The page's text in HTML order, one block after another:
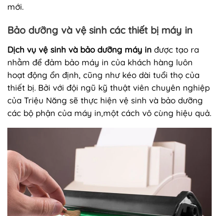
mới.
Bảo dưỡng và vệ sinh các thiết bị máy in
Dịch vụ vệ sinh và bảo dưỡng máy in được tạo ra
nhằm để đảm bảo máy in của khách hàng luôn
hoạt động ổn định, cũng như kéo dài tuổi thọ của
thiết bị. Bởi với đội ngũ kỹ thuật viên chuyên nghiệp
của Triệu Năng sẽ thực hiện vệ sinh và bảo dưỡng
các bộ phận của máy in,một cách vô cùng hiệu quả.